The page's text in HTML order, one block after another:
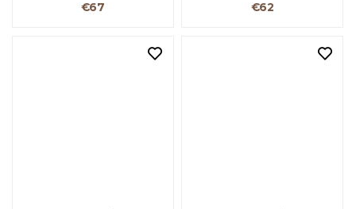
€67
€62